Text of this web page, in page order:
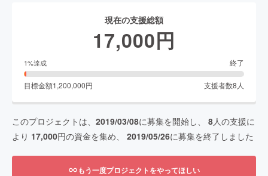
現在の支援総額
17,000円
1%達成 終了
目標金額1,200,000円 支援者数8 人
このプロジェクトは、 2019/03/08に募集を開始し、 8人の支援に
より 17,000円の資金を集め、 2019/05/26に募集を終了しました
もう一度プロジェクトをやってほしい